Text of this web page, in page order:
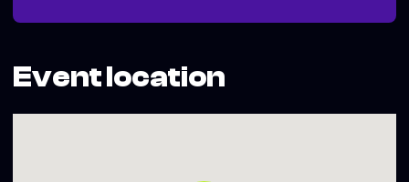
Event location